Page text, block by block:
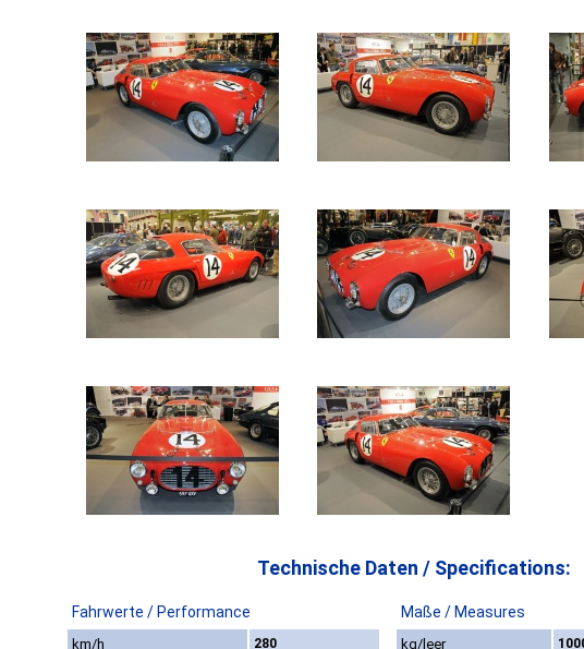
Technische Daten / Specifications:
Fahrwerte / Performance Maße / Measures
km/h 280 kg/leer